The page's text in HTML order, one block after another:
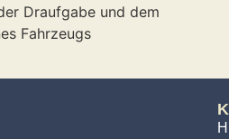
Draufgabe und dem
Fahrzeugs